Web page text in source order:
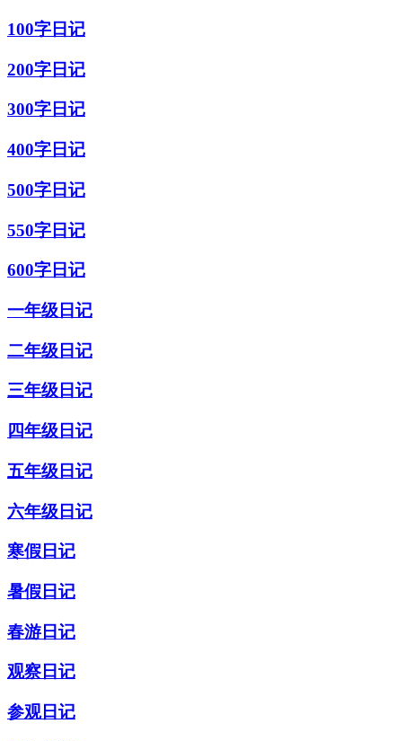
100字日记
200字日记
300字日记
400字日记
500字日记
550字日记
600字日记
一年级日记
二年级日记
三年级日记
四年级日记
五年级日记
六年级日记
寒假日记
暑假日记
春游日记
观察日记
参观日记